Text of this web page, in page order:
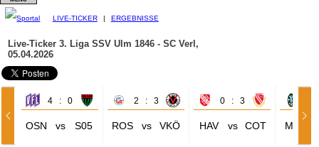
LIVE-TICKER | ERGEBNISSE
Live-Ticker 3. Liga SSV Ulm 1846 - SC Verl,
05.04.2026
4 : 0
OSN vs S05
2 : 3
ROS vs VKÖ
0 : 3
HAV vs COT M60